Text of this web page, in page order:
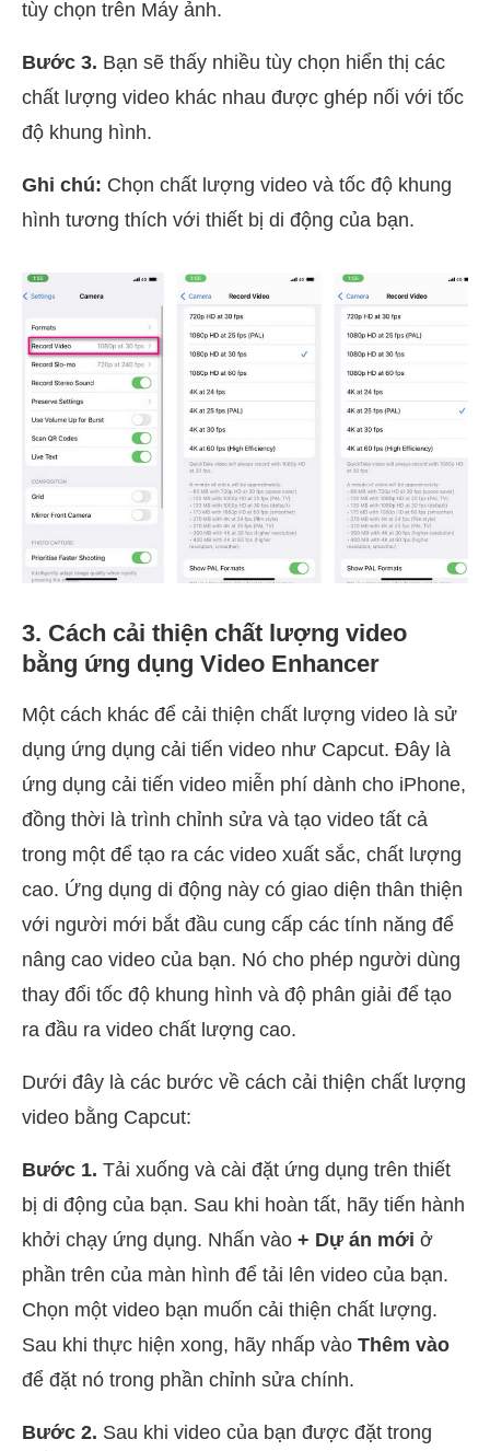
tùy chọn trên Máy ảnh.
Bước 3. Bạn sẽ thấy nhiều tùy chọn hiển thị các
chất lượng video khác nhau được ghép nối với tốc
độ khung hình.
Ghi chú: Chọn chất lượng video và tốc độ khung
hình tương thích với thiết bị di động của bạn.
3. Cách cải thiện chất lượng video
bằng ứng dụng Video Enhancer
Một cách khác để cải thiện chất lượng video là sử
dụng ứng dụng cải tiến video như Capcut. Đây là
ứng dụng cải tiến video miễn phí dành cho iPhone,
đồng thời là trình chỉnh sửa và tạo video tất cả
trong một để tạo ra các video xuất sắc, chất lượng
cao. Ứng dụng di động này có giao diện thân thiện
với người mới bắt đầu cung cấp các tính năng để
nâng cao video của bạn. Nó cho phép người dùng
thay đổi tốc độ khung hình và độ phân giải để tạo
ra đầu ra video chất lượng cao.
Dưới đây là các bước về cách cải thiện chất lượng
video bằng Capcut:
Bước 1. Tải xuống và cài đặt ứng dụng trên thiết
bị di động của bạn. Sau khi hoàn tất, hãy tiến hành
khởi chạy ứng dụng. Nhấn vào + Dự án mới ở
phần trên của màn hình để tải lên video của bạn.
Chọn một video bạn muốn cải thiện chất lượng.
Sau khi thực hiện xong, hãy nhấp vào Thêm vào
để đặt nó trong phần chỉnh sửa chính.
Bước 2. Sau khi video của bạn được đặt trong